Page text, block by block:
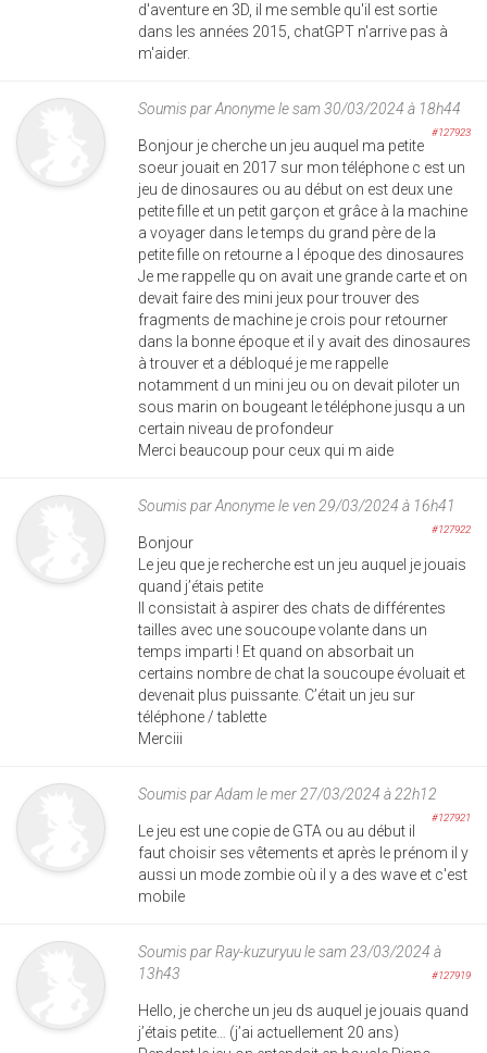
d'aventure en 3D, il me semble qu'il est sortie
dans les années 2015, chatGPT n'arrive pas à
m'aider.
Soumis parAnonymele sam 30/03/2024 à 18h44
#127923
Bonjour je cherche un jeu auquel ma petite
soeur jouait en 2017 sur mon téléphone c est un
jeu de dinosaures ou au début on est deux une
petite fille et un petit garçon et grâce à la machine
a voyager dans le temps du grand père de la
petite fille on retourne a l époque des dinosaures
Je me rappelle qu on avait une grande carte et on
devait faire des mini jeux pour trouver des
fragments de machine je crois pour retourner
dans la bonne époque et il y avait des dinosaures
à trouver et a débloqué je me rappelle
notamment d un mini jeu ou on devait piloter un
sous marin on bougeant le téléphone jusqu a un
certain niveau de profondeur
Merci beaucoup pour ceux qui m aide
Soumis parAnonymele ven 29/03/2024 à 16h41
#127922
Bonjour
Le jeu que je recherche est un jeu auquel je jouais
quand j’étais petite
Il consistait à aspirer des chats de différentes
tailles avec une soucoupe volante dans un
temps imparti ! Et quand on absorbait un
certains nombre de chat la soucoupe évoluait et
devenait plus puissante. C’était un jeu sur
téléphone / tablette
Merciii
Soumis parAdamle mer 27/03/2024 à 22h12
#127921
Le jeu est une copie de GTA ou au début il
faut choisir ses vêtements et après le prénom il y
aussi un mode zombie où il y a des wave et c'est
mobile
Soumis parRay-kuzuryuule sam 23/03/2024 à
13h43
#127919
Hello, je cherche un jeu ds auquel je jouais quand
j’étais petite… (j’ai actuellement 20 ans)